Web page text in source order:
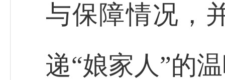
与保障情况，
递“娘家人”的